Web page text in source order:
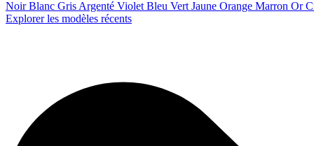
Noir Blanc Gris Argenté Violet Bleu Vert Jaune Orange Marron Or
Explorer les modèles récents